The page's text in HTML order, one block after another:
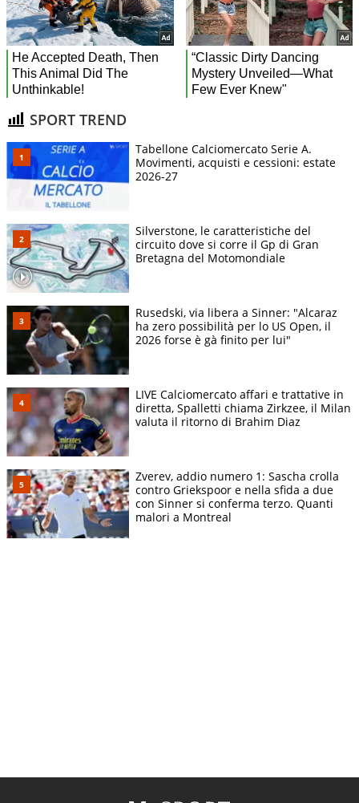
SPORT TREND
Tabellone Calciomercato Serie A.
Movimenti, acquisti e cessioni: estate
2026-27
Silverstone, le caratteristiche del
circuito dove si corre il Gp di Gran
Bretagna del Motomondiale
Rusedski, via libera a Sinner: "Alcaraz
ha zero possibilità per lo US Open, il
2026 forse è gà finito per lui"
LIVE Calciomercato affari e trattative in
diretta, Spalletti chiama Zirkzee, il Milan
valuta il ritorno di Brahim Diaz
Zverev, addio numero 1: Sascha crolla
contro Griekspoor e nella sfida a due
con Sinner si conferma terzo. Quanti
malori a Montreal